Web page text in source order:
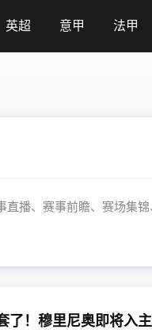
英超 意甲 法甲
播、赛事前瞻、赛场集